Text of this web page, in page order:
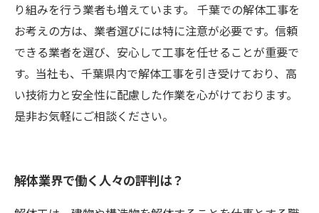
り組みを行う業者も増えています。 千葉での解体工事を
お考えの方は、業者選びには特に注意が必要です。信頼
できる業者を選び、安心して工事を任せることが重要で
す。当社も、千葉県内で解体工事を引き受けており、高
い技術力と安全性に配慮した作業を心がけております。
是非お気軽にご相談ください。
解体業界で働く人々の評判は？